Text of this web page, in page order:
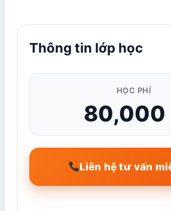
Thông tin lớp học
HỌC PHÍ
80,000
Liên hệ tư vấn